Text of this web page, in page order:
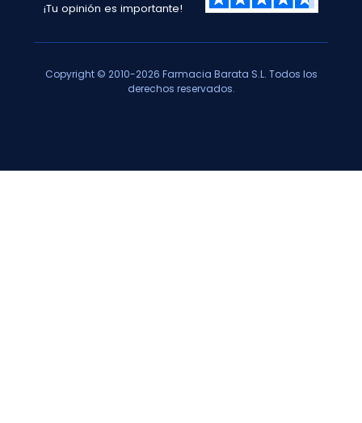
¡Tu opinión es importante!
Copyright © 2010-2026 Farmacia Barata S.L. Todos los
derechos reservados.